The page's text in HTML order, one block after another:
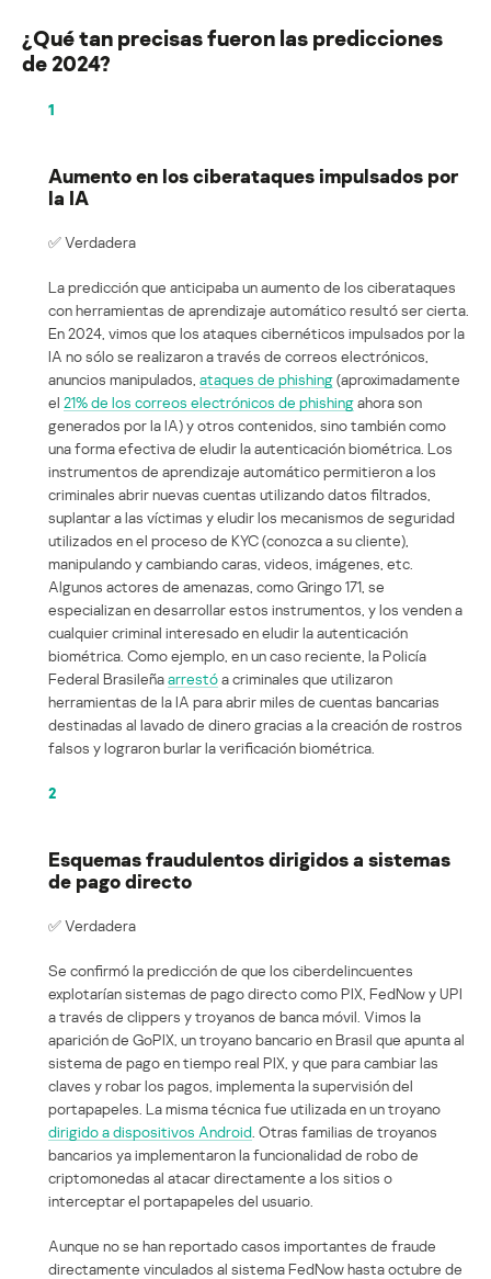
¿Qué tan precisas fueron las predicciones
de 2024?
1
Aumento en los ciberataques impulsados por
la IA
✅ Verdadera
La predicción que anticipaba un aumento de los ciberataques
con herramientas de aprendizaje automático resultó ser cierta.
En 2024, vimos que los ataques cibernéticos impulsados por la
IA no sólo se realizaron a través de correos electrónicos,
anuncios manipulados, ataques de phishing(aproximadamente
el 21% de los correos electrónicos de phishingahora son
generados por la IA) y otros contenidos, sino también como
una forma efectiva de eludir la autenticación biométrica. Los
instrumentos de aprendizaje automático permitieron a los
criminales abrir nuevas cuentas utilizando datos filtrados,
suplantar a las víctimas y eludir los mecanismos de seguridad
utilizados en el proceso de KYC (conozca a su cliente),
manipulando y cambiando caras, videos, imágenes, etc.
Algunos actores de amenazas, como Gringo 171, se
especializan en desarrollar estos instrumentos, y los venden a
cualquier criminal interesado en eludir la autenticación
biométrica. Como ejemplo, en un caso reciente, la Policía
Federal Brasileñaarrestóa criminales que utilizaron
herramientas de la IA para abrir miles de cuentas bancarias
destinadas al lavado de dinero gracias a la creación de rostros
falsos y lograron burlar la verificación biométrica.
2
Esquemas fraudulentos dirigidos a sistemas
de pago directo
✅ Verdadera
Se confirmó la predicción de que los ciberdelincuentes
explotarían sistemas de pago directo como PIX, FedNow y UPI
a través de clippers y troyanos de banca móvil. Vimos la
aparición de GoPIX, un troyano bancario en Brasil que apunta al
sistema de pago en tiempo real PIX, y que para cambiar las
claves y robar los pagos, implementa la supervisión del
portapapeles. La misma técnica fue utilizada en un troyano
dirigido a dispositivos Android . Otras familias de troyanos
bancarios ya implementaron la funcionalidad de robo de
criptomonedas al atacar directamente a los sitios o
interceptar el portapapeles del usuario.
Aunque no se han reportado casos importantes de fraude
directamente vinculados al sistema FedNow hasta octubre de